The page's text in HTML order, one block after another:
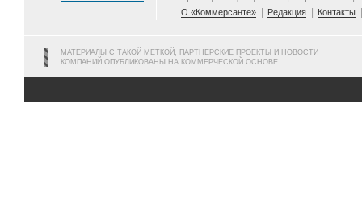
О «Коммерсанте»
Редакция Контакты
МАТЕРИАЛЫ С ТАКОЙ МЕТКОЙ, ПАРТНЕРСКИЕ ПРОЕКТЫ И НОВОСТИ
КОМПАНИЙ ОПУБЛИКОВАНЫ НА КОММЕРЧЕСКОЙ ОСНОВЕ